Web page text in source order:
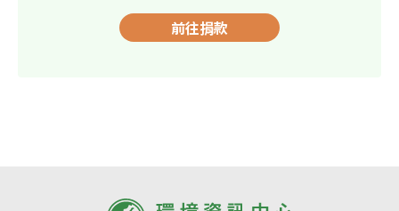
前往捐款